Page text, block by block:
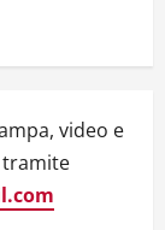
video e
tramite